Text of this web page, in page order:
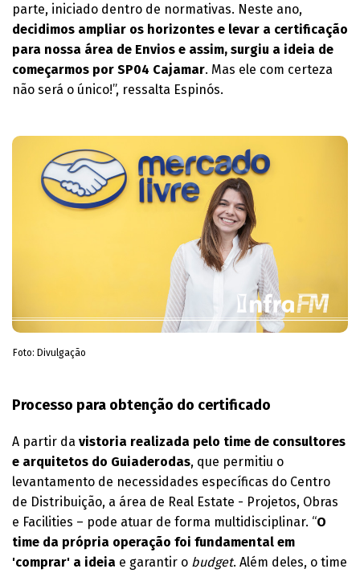
parte, iniciado dentro de normativas. Neste ano,
decidimos ampliar os horizontes e levar a certificação
para nossa área de Envios e assim, surgiu a ideia de
começarmos por SP04 Cajamar. Mas ele com certeza
não será o único!”, ressalta Espinós.
Foto: Divulgação
Processo para obtenção do certificado
A partir da vistoria realizada pelo time de consultores
e arquitetos do Guiaderodas, que permitiu o
levantamento de necessidades específicas do Centro
de Distribuição, a área de Real Estate - Projetos, Obras
e Facilities – pode atuar de forma multidisciplinar. “O
time da própria operação foi fundamental em
'comprar' a ideia e garantir o budget. Além deles, o time